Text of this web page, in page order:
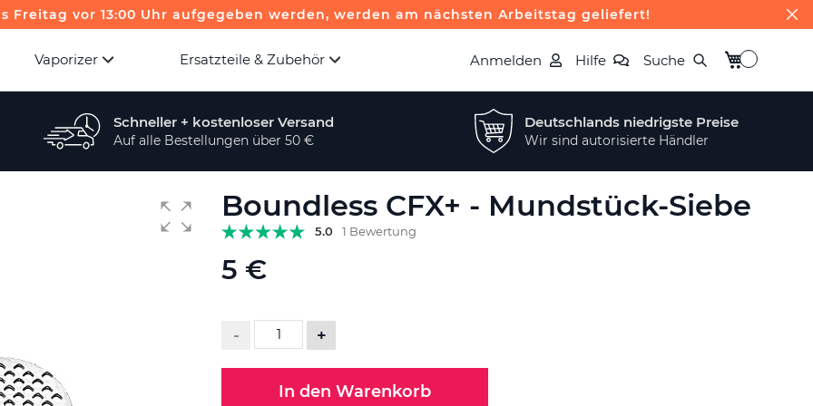
Freitag vor 13:00 Uhr aufgegeben werden, werden am nächsten Arbeitstag geliefert!
Vaporizer Ersatzteile & Zubehör Anmelden Hilfe Suche Mein
Schneller + kostenloser Versand
Auf alle Bestellungen über 50 €
Deutschlands niedrigste Preise
Wir sind autorisierte Händler
Boundless CFX+ - Mundstück-Siebe
5.0 1 Bewertung
5 €
- +
In den Warenkorb